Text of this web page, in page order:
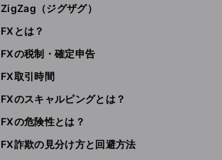
ZigZag（ジグザグ）
FXとは？
FXの税制・確定申告
FX取引時間
FXのスキャルピングとは？
FXの危険性とは？
FX詐欺の見分け方と回避方法